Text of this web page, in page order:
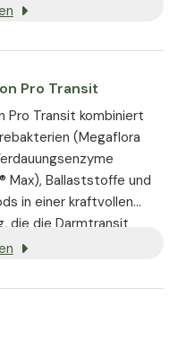
Pro Transit
Pro Transit kombiniert
(Megaflora
Max), Ballaststoffe und
in einer kraftvollen
die die Darmtransit